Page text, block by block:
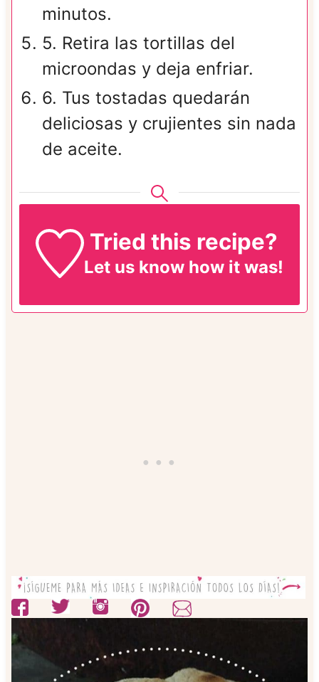
minutos.
5. Retira las tortillas del
microondas y deja enfriar.
6. Tus tostadas quedarán
deliciosas y crujientes sin nada
de aceite.
Tried this recipe?
Let us know how it was!